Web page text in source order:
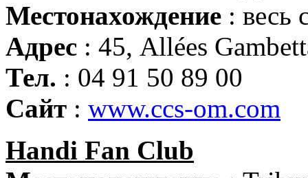
Местонахождение : весь
Адрес : 45, Allées
Тел. : 04 91 50 89 00
Сайт : www.ccs-om.com
Handi Fan Club